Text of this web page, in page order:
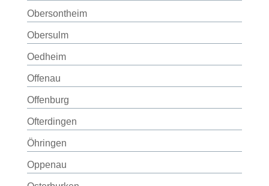
Obersontheim
Obersulm
Oedheim
Offenau
Offenburg
Ofterdingen
Öhringen
Oppenau